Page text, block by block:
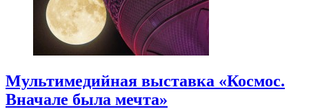
Мультимедийная выставка «Космос.
Вначале была мечта»